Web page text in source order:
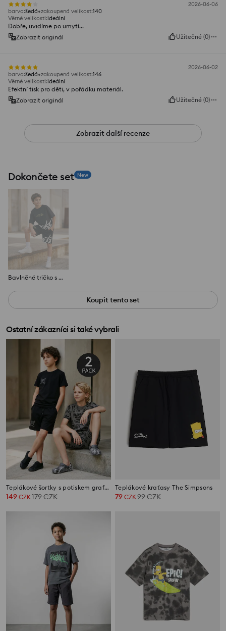
2026-06-06
barva:šedá zakoupená velikost:140
Věrné velikosti:ideální
Dobře, uvidíme po umytí...
Zobrazit originál
Užitečné (0)
2026-06-02
barva:šedá zakoupená velikost:146
Věrné velikosti:ideální
Efektní tisk pro děti, v pořádku materiál.
Zobrazit originál
Užitečné (0)
Zobrazit další recenze
Dokončete set New
Bavlněné tričko s nápisem
Koupit tento set
Ostatní zákazníci si také vybrali
Teplákové šortky s potiskem graffiti 2 pack
149 CZK179CZK
Teplákové kraťasy The Simpsons
79 CZK99CZK